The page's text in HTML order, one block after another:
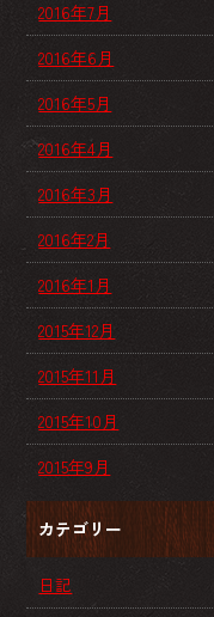
2016年7月
2016年6月
2016年5月
2016年4月
2016年3月
2016年2月
2016年1月
2015年12月
2015年11月
2015年10月
2015年9月
カテゴリー
日記